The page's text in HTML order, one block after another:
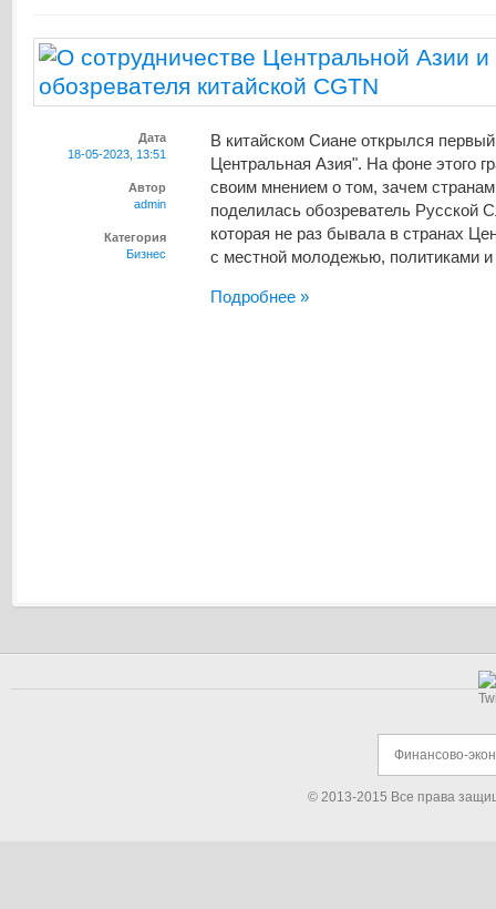
Дата
18-05-2023, 13:51
Автор
admin
Категория
Бизнес
В китайском Сиане открылся
Центральная Азия". На фоне этого
своим мнением о том, зачем
поделилась обозреватель
которая не раз бывала в странах
с местной молодежью, политиками и
Подробнее »
Финансово-
© 2013-2015 Все права